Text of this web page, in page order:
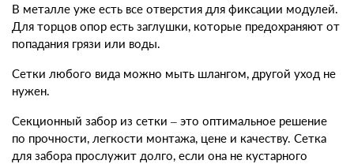
В металле уже есть все отверстия для фиксации модулей.
Для торцов опор есть заглушки, которые предохраняют от
попадания грязи или воды.
Сетки любого вида можно мыть шлангом, другой уход не
нужен.
Секционный забор из сетки – это оптимальное решение
по прочности, легкости монтажа, цене и качеству. Сетка
для забора прослужит долго, если она не кустарного